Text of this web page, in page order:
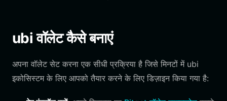
ubi वॉलेट कैसे बनाएं
अपना वॉलेट सेट करना एक सीधी प्रक्रिया है जिसे मिनटों में ubi
इकोसिस्टम के लिए आपको तैयार करने के लिए डिज़ाइन किया गया है: